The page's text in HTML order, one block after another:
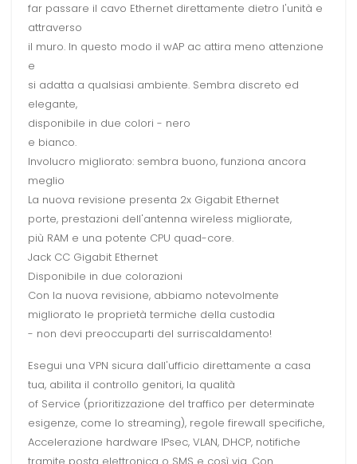
far passare il cavo Ethernet direttamente dietro l'unità e
attraverso
il muro. In questo modo il wAP ac attira meno attenzione
e
si adatta a qualsiasi ambiente. Sembra discreto ed
elegante,
disponibile in due colori - nero
e bianco.
Involucro migliorato: sembra buono, funziona ancora
meglio
La nuova revisione presenta 2x Gigabit Ethernet
porte, prestazioni dell'antenna wireless migliorate,
più RAM e una potente CPU quad-core.
Jack CC Gigabit Ethernet
Disponibile in due colorazioni
Con la nuova revisione, abbiamo notevolmente
migliorato le proprietà termiche della custodia
- non devi preoccuparti del surriscaldamento!
Esegui una VPN sicura dall'ufficio direttamente a casa
tua, abilita il controllo genitori, la qualità
of Service (prioritizzazione del traffico per determinate
esigenze, come lo streaming), regole firewall specifiche,
Accelerazione hardware IPsec, VLAN, DHCP, notifiche